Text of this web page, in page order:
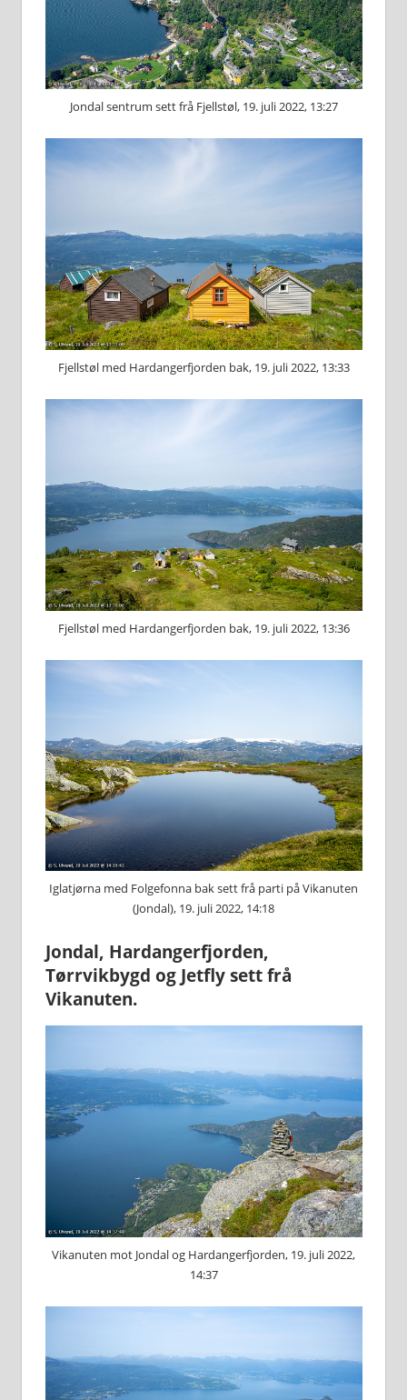
Jondal sentrum sett frå Fjellstøl, 19. juli 2022, 13:27
Fjellstøl med Hardangerfjorden bak, 19. juli 2022, 13:33
Fjellstøl med Hardangerfjorden bak, 19. juli 2022, 13:36
Iglatjørna med Folgefonna bak sett frå parti på Vikanuten
(Jondal), 19. juli 2022, 14:18
Jondal, Hardangerfjorden,
Tørrvikbygd og Jetfly sett frå
Vikanuten.
Vikanuten mot Jondal og Hardangerfjorden, 19. juli 2022,
14:37